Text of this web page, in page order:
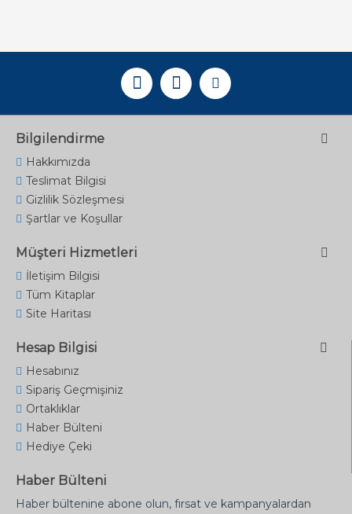
Bilgilendirme
Hakkımızda
Teslimat Bilgisi
Gizlilik Sözleşmesi
Şartlar ve Koşullar
Müşteri Hizmetleri
İletişim Bilgisi
Tüm Kitaplar
Site Haritası
Hesap Bilgisi
Hesabınız
Sipariş Geçmişiniz
Ortaklıklar
Haber Bülteni
Hediye Çeki
Haber Bülteni
Haber bültenine abone olun, fırsat ve kampanyalardan